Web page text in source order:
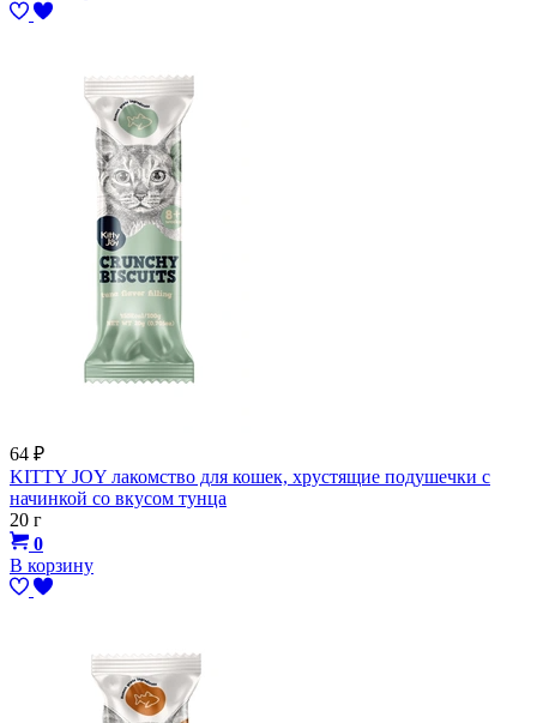
64 ₽
KITTY JOY лакомство для кошек, хрустящие подушечки с
начинкой со вкусом тунца
20 г
0
В корзину